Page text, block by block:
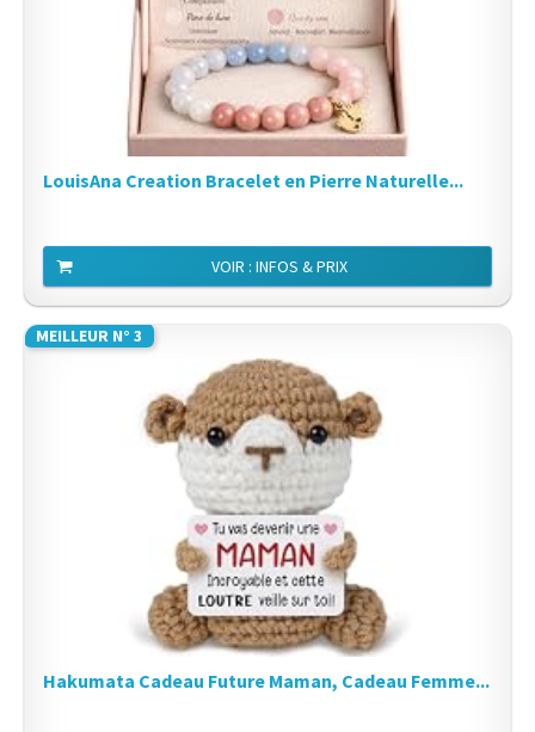
LouisAna Creation Bracelet en Pierre Naturelle...
VOIR : INFOS & PRIX
MEILLEUR N° 3
Hakumata Cadeau Future Maman, Cadeau Femme...